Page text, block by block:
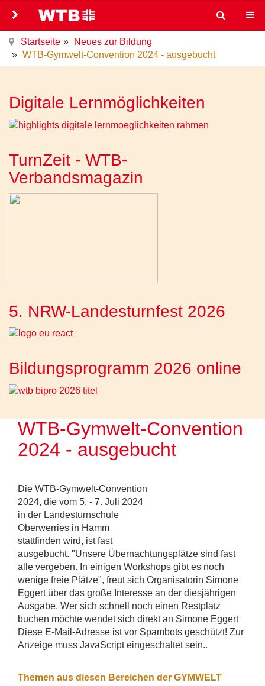
Startseite
Neues zur Bildung
WTB-Gymwelt-Convention 2024 - ausgebucht
Digitale Lernmöglichkeiten
TurnZeit - WTB-
Verbandsmagazin
5. NRW-Landesturnfest 2026
Bildungsprogramm 2026 online
WTB-Gymwelt-Convention
2024 - ausgebucht
Die WTB-Gymwelt-Convention
2024, die vom 5. - 7. Juli 2024
in der Landesturnschule
Oberwerries in Hamm
stattfinden wird, ist fast
ausgebucht. "Unsere Übernachtungsplätze sind fast
alle vergeben. In einigen Workshops gibt es noch
wenige freie Plätze", freut sich Organisatorin Simone
Eggert über das große Interesse an der diesjährigen
Ausgabe. Wer sich schnell noch einen Restplatz
buchen möchte wendet sich direkt an Simone Eggert
Diese E-Mail-Adresse ist vor Spambots geschützt! Zur
Anzeige muss JavaScript eingeschaltet sein..
Themen aus diesen Bereichen der GYMWELT